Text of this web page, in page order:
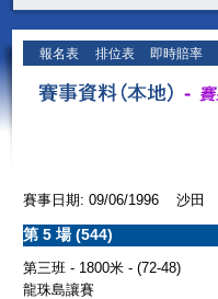
報名表 排位表 即時賠率
賽事日期: 09/06/1996 沙田
第 5 場 (544)
第三班 - 1800米 - (72-48)
龍珠島讓賽